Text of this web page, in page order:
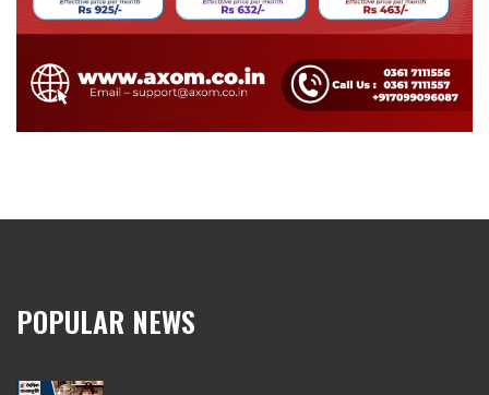
POPULAR NEWS